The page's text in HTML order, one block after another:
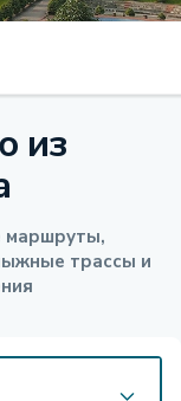
из
маршруты,
трассы и